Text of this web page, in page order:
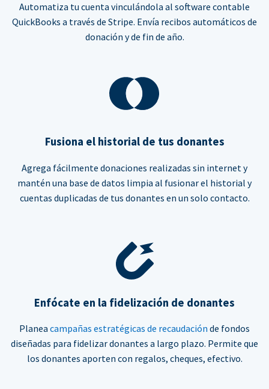
Automatiza tu cuenta vinculándola al software contable
QuickBooks a través de Stripe. Envía recibos automáticos de
donación y de fin de año.
Fusiona el historial de tus donantes
Agrega fácilmente donaciones realizadas sin internet y
mantén una base de datos limpia al fusionar el historial y
cuentas duplicadas de tus donantes en un solo contacto.
Enfócate en la fidelización de donantes
Planea campañas estratégicas de recaudación de fondos
diseñadas para fidelizar donantes a largo plazo. Permite que
los donantes aporten con regalos, cheques, efectivo.